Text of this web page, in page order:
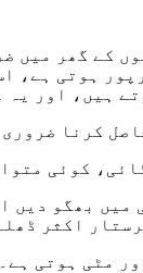
کے گھر میں
ہوتی ہے،
ہیں، اور یہ
کرنا
کوئی
بھگو دیں
اکثر
مٹی ہوتی